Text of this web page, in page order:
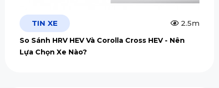
TIN XE 2.5m
So Sánh HRV HEV Và Corolla Cross HEV - Nên
Lựa Chọn Xe Nào?